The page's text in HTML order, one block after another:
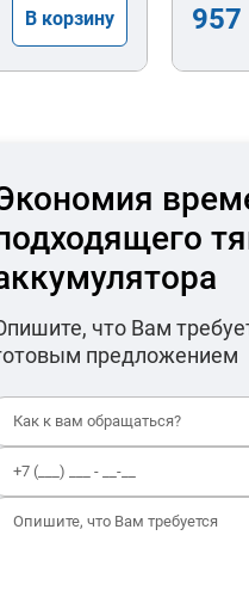
В корзину 957
что Вам
предложением